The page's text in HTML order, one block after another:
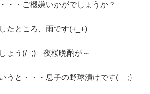
・・ご機嫌いかがでしょうか？
たところ、雨です(+_+)
ょう(/_;) 夜桜晩酌が～
うと・・・息子の野球漬けです(-_-;)